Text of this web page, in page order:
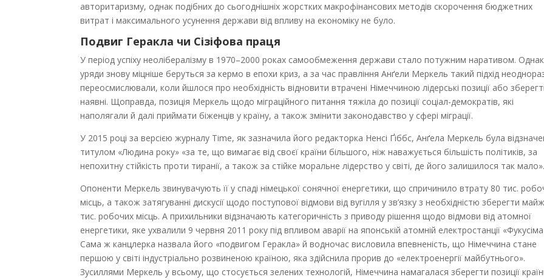
авторитаризму, однак подібних до сьогоднішніх жорстких макрофінансових методів скорочення бюджетних
витрат і максимального усунення держави від впливу на економіку не було.
Подвиг Геракла чи Сізіфова праця
У період успіху неолібералізму в 1970–2000 роках самообмеження держави стало потужним наративом. Однак
уряди знову міцніше беруться за кермо в епохи криз, а за час правління Анґели Меркель такий підхід
переосмислювали, коли йшлося про необхідність відновити втрачені Німеччиною лідерські позиції або
наявні. Щоправда, позиція Меркель щодо міграційного питання тяжіла до позиції соціал-демократів, які
наполягали й далі приймати біженців у країну, а також змінити законодавство у сфері міграції.
У 2015 році за версією журналу Time, як зазначила його редакторка Ненсі Ґіббс, Анґела Меркель була
титулом «Людина року» «за те, що вимагає від своєї країни більшого, ніж наважується більшість політиків, за
непохитну стійкість проти тиранії, а також за стійке моральне лідерство у світі, де його залишилося так мало».
Опоненти Меркель звинувачують її у спаді німецької сонячної енергетики, що спричинило втрату 80 тис.
місць, а також затягуванні дискусії щодо поступової відмови від вугілля у зв’язку з необхідністю зберегти
тис. робочих місць. А прихильники відзначають категоричність з приводу рішення щодо відмови від атомної
енергетики, яке ухвалили 9 червня 2011 року під впливом аварії на японській атомній електростанції
Сама ж канцлерка назвала його «подвигом Геракла» й водночас висловила впевненість, що Німеччина стане
першою у світі індустріально розвиненою країною, яка здійснила прорив до «електроенергії майбутнього».
Зусиллями Меркель у всьому, що стосується зелених технологій, Німеччина намагалася зберегти позиції